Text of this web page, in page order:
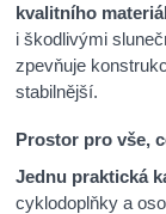
kvalitního
i škodlivými
zpevňuje
stabilnější.
Prostor pro vše,
Jednu praktická
cyklodoplňky a